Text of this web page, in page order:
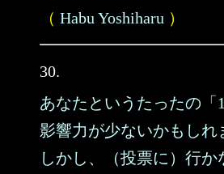
（ Habu Yoshiharu ）
30.
あなたというたったの「
影響力が少ないかもしれ
しかし、（投票に）行か